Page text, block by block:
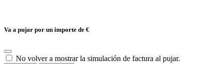
Va a pujar por un importe de €
No volver a mostrar la simulación de factura al pujar.